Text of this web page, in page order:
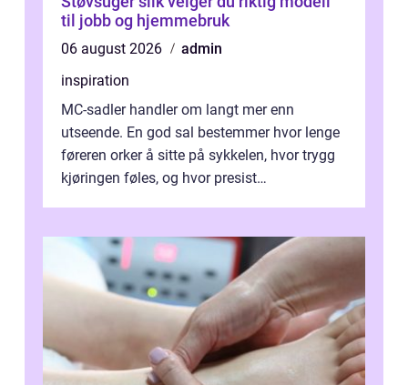
til jobb og hjemmebruk
06 august 2026
admin
inspiration
MC-sadler handler om langt mer enn
utseende. En god sal bestemmer hvor lenge
føreren orker å sitte på sykkelen, hvor trygg
kjøringen føles, og hvor presist